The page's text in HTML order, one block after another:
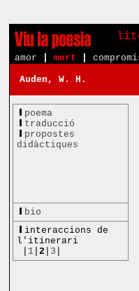
amor mort
Auden, W. H.
poema
traducció
propostes
didàctiques
bio
interaccions de
l'itinerari
1 |2 3